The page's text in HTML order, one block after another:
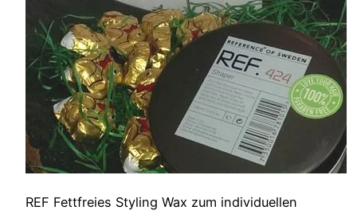
REF Fettfreies Styling Wax zum individuellen